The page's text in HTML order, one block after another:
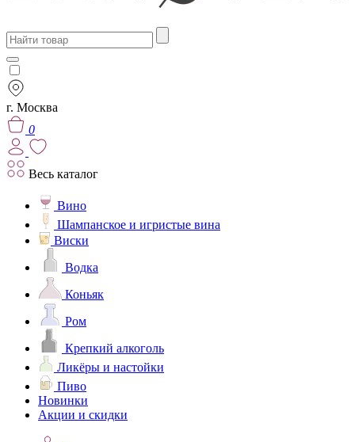
г. Москва
0
Весь каталог
Вино
Шампанское и игристые вина
Виски
Водка
Коньяк
Ром
Крепкий алкоголь
Ликёры и настойки
Пиво
Новинки
Акции и скидки